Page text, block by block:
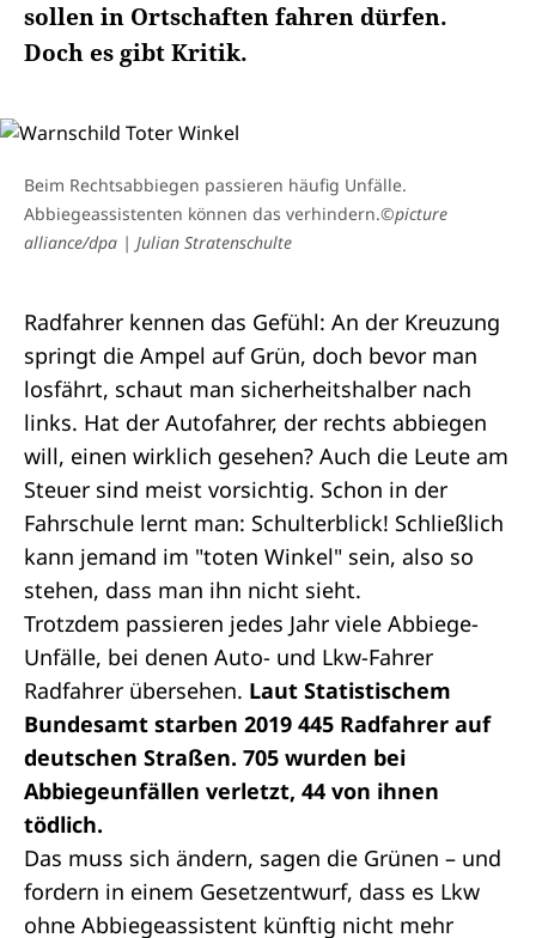
sollen in Ortschaften fahren dürfen.
Doch es gibt Kritik.
Beim Rechtsabbiegen passieren häufig Unfälle.
Abbiegeassistenten können das verhindern.©picture
alliance/dpa | Julian Stratenschulte
Radfahrer kennen das Gefühl: An der Kreuzung
springt die Ampel auf Grün, doch bevor man
losfährt, schaut man sicherheitshalber nach
links. Hat der Autofahrer, der rechts abbiegen
will, einen wirklich gesehen? Auch die Leute am
Steuer sind meist vorsichtig. Schon in der
Fahrschule lernt man: Schulterblick! Schließlich
kann jemand im "toten Winkel" sein, also so
stehen, dass man ihn nicht sieht.
Trotzdem passieren jedes Jahr viele Abbiege-
Unfälle, bei denen Auto- und Lkw-Fahrer
Radfahrer übersehen. Laut Statistischem
Bundesamt starben 2019 445 Radfahrer auf
deutschen Straßen. 705 wurden bei
Abbiegeunfällen verletzt, 44 von ihnen
tödlich.
Das muss sich ändern, sagen die Grünen – und
fordern in einem Gesetzentwurf, dass es Lkw
ohne Abbiegeassistent künftig nicht mehr